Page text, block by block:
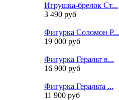
Игрушка-брелок Ст...
3 490 руб
Фигурка Соломон Р...
19 000 руб
Фигурка Геральт в...
16 900 руб
Фигурка Геральта ...
11 900 руб